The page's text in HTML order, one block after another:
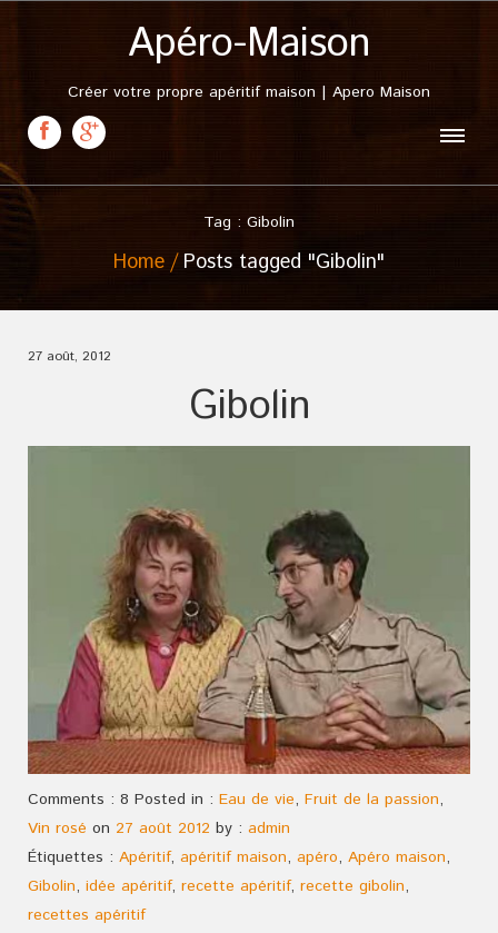
Apéro-Maison
Créer votre propre apéritif maison | Apero Maison
Tag : Gibolin
Home Posts tagged "Gibolin"
27 août, 2012
Gibolin
Comments : 8 Posted in : Eau de vie, Fruit de la passion,
Vin rosé on 27 août 2012 by : admin
Étiquettes : Apéritif, apéritif maison, apéro, Apéro maison,
Gibolin, idée apéritif, recette apéritif, recette gibolin,
recettes apéritif